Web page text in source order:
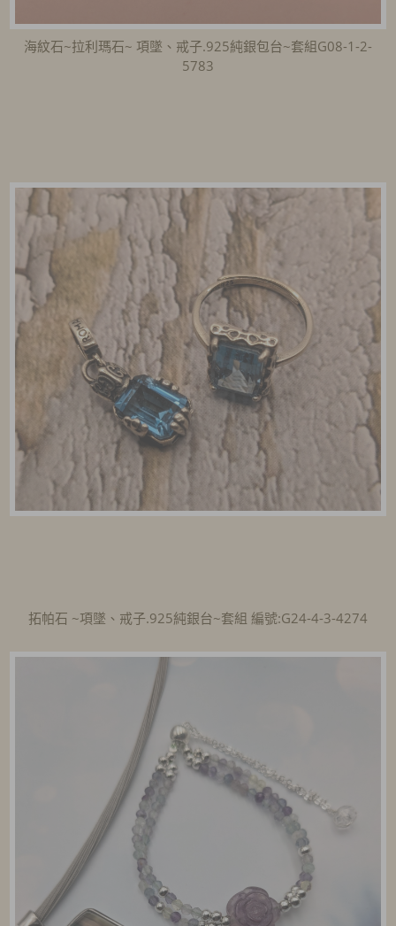
海紋石~拉利瑪石~ 項墜、戒子.925純銀包台~套組G08-1-2-
5783
拓帕石 ~項墜、戒子.925純銀台~套組 編號:G24-4-3-4274